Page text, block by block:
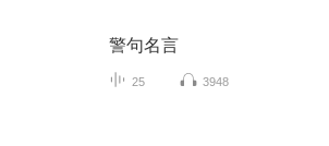
警句名言
25 3948